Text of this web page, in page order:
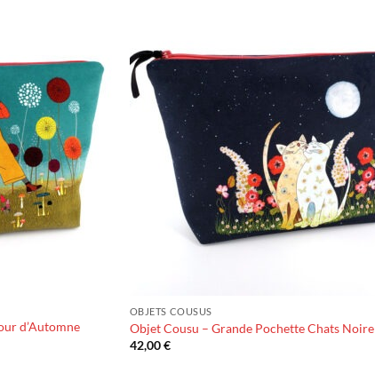
plus
ancien
d’Automne
OBJETS COUSUS
Objet Cousu – Grande Pochette Chats Noire
42,00€